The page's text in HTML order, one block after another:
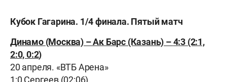
Кубок Гагарина. 1/4 финала. Пятыйматч
Динамо (Москва) – Ак Барс (Казань) –4:3 (2:1,
2:0,0:2)
20 апреля. «ВТБ Арена»
1:0 Сергеев (02:06)